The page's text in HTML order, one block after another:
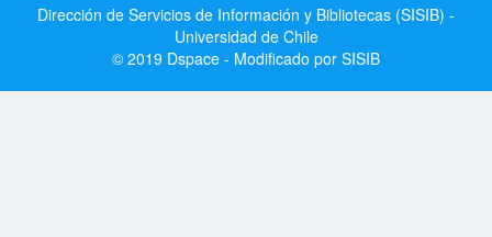
Dirección de Servicios de Información y Bibliotecas (SISIB) -
Universidad de Chile
© 2019 Dspace - Modificado por SISIB